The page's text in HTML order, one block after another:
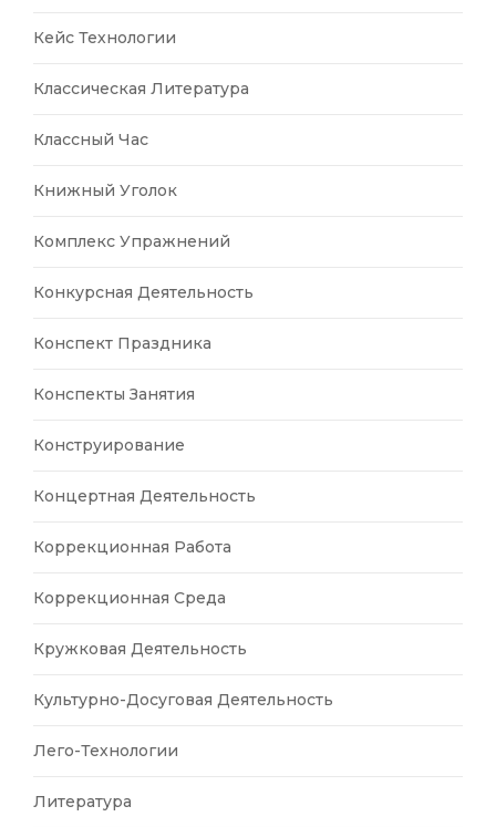
Кейс Технологии
Классическая Литература
Классный Час
Книжный Уголок
Комплекс Упражнений
Конкурсная Деятельность
Конспект Праздника
Конспекты Занятия
Конструирование
Концертная Деятельность
Коррекционная Работа
Коррекционная Среда
Кружковая Деятельность
Культурно-Досуговая Деятельность
Лего-Технологии
Литература